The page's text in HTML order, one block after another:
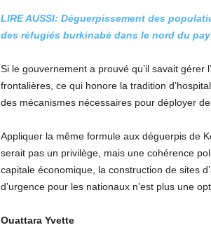
LIRE AUSSI: Déguerpissement des
des réfugiés burkinabè dans le nord du
Si le gouvernement a prouvé qu’il savait
frontalières, ce qui honore la tradition
des mécanismes nécessaires pour déployer
Appliquer la même formule aux déguerpis de
serait pas un privilège, mais une cohérence
capitale économique, la construction de sites
d’urgence pour les nationaux n’est plus une
Ouattara Yvette